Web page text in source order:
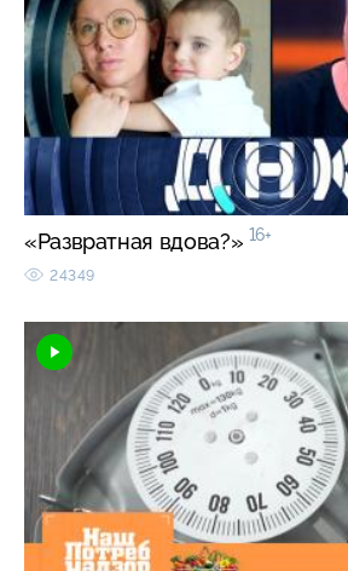
«Развратная вдова?» 16+
24349